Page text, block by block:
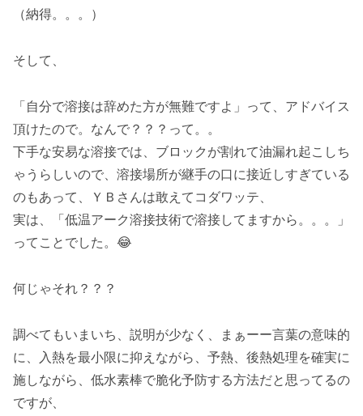
（納得。。。）
そして、
「自分で溶接は辞めた方が無難ですよ」って、アドバイス
頂けたので。なんで？？？って。。
下手な安易な溶接では、ブロックが割れて油漏れ起こしち
ゃうらしいので、溶接場所が継手の口に接近しすぎている
のもあって、ＹＢさんは敢えてコダワッテ、
実は、「低温アーク溶接技術で溶接してますから。。。」
ってことでした。😂
何じゃそれ？？？
調べてもいまいち、説明が少なく、まぁーー言葉の意味的
に、入熱を最小限に抑えながら、予熱、後熱処理を確実に
施しながら、低水素棒で脆化予防する方法だと思ってるの
ですが、